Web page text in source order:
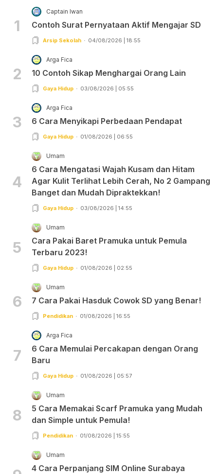
1
Captain Iwan
Contoh Surat Pernyataan Aktif Mengajar SD
Arsip Sekolah 04/08/2026 | 18:55
2
Arga Fica
10 Contoh Sikap Menghargai Orang Lain
Gaya Hidup 03/08/2026 | 05:55
3
Arga Fica
6 Cara Menyikapi Perbedaan Pendapat
Gaya Hidup 01/08/2026 | 06:55
4
Umam
6 Cara Mengatasi Wajah Kusam dan Hitam
Agar Kulit Terlihat Lebih Cerah, No 2 Gampang
Banget dan Mudah Dipraktekkan!
Gaya Hidup 03/08/2026 | 14:55
5
Umam
Cara Pakai Baret Pramuka untuk Pemula
Terbaru 2023!
Gaya Hidup 01/08/2026 | 02:55
6
Umam
7 Cara Pakai Hasduk Cowok SD yang Benar!
Pendidikan 01/08/2026 | 16:55
7
Arga Fica
6 Cara Memulai Percakapan dengan Orang
Baru
Gaya Hidup 01/08/2026 | 05:57
8
Umam
5 Cara Memakai Scarf Pramuka yang Mudah
dan Simple untuk Pemula!
Pendidikan 01/08/2026 | 15:55
Umam
4 Cara Perpanjang SIM Online Surabaya